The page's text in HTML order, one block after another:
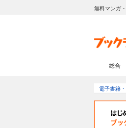
無料マンガ
総合
電子書籍